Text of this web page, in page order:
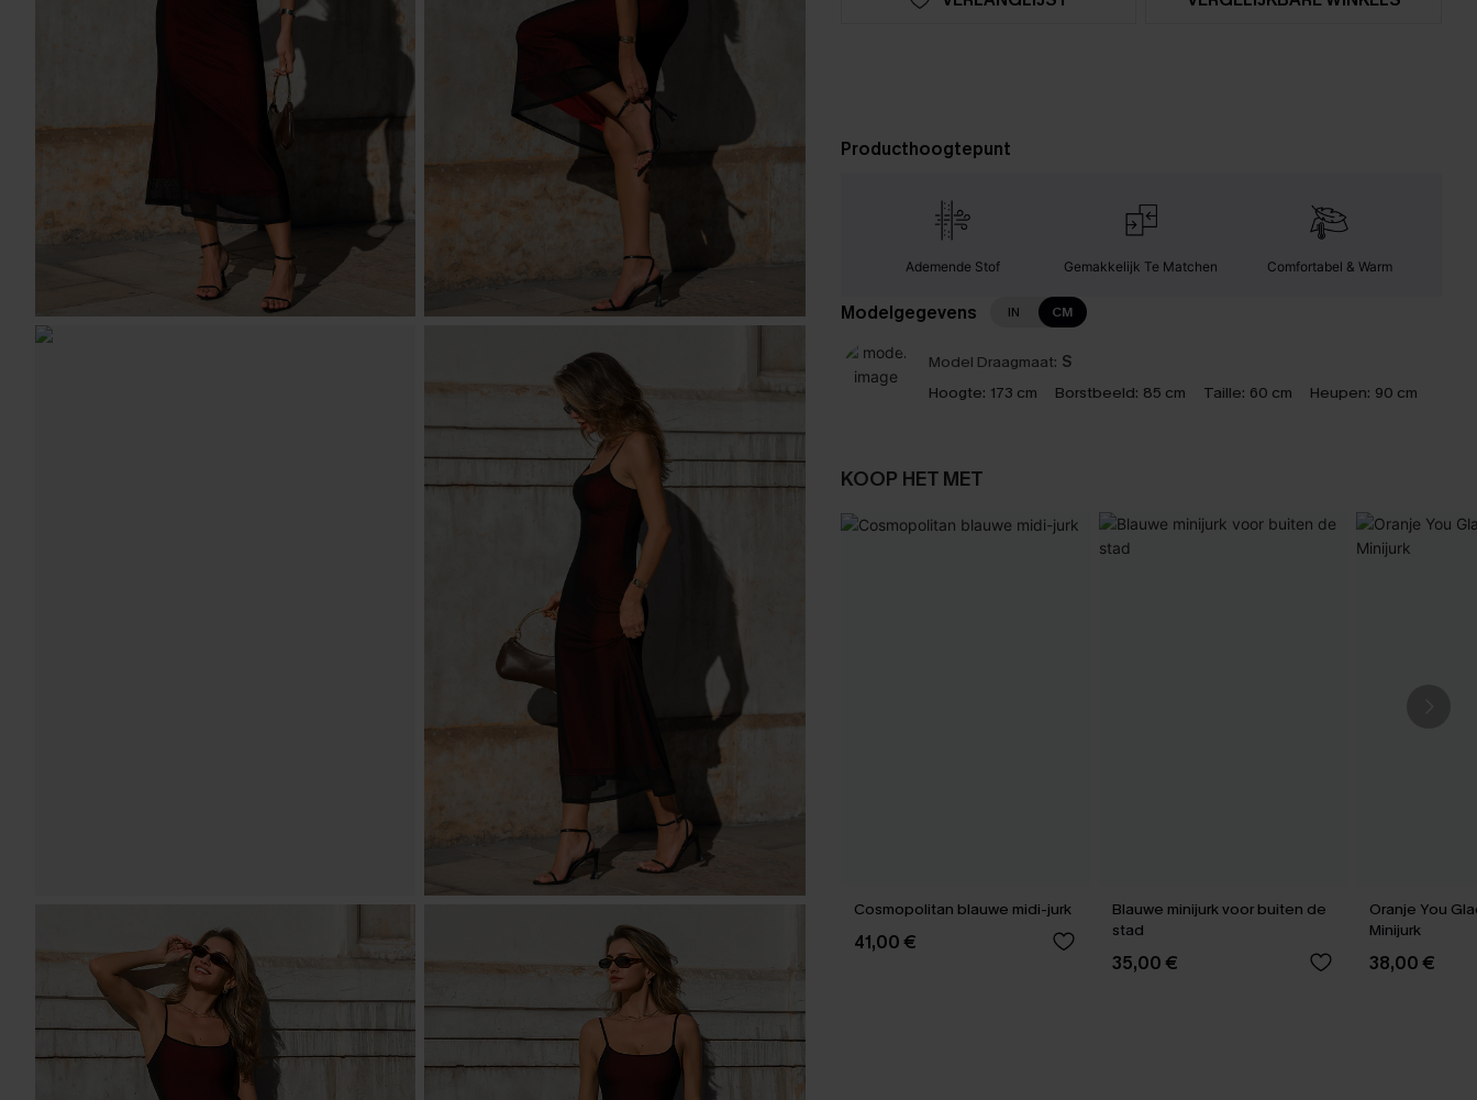
Producthoogtepunt
Ademende Stof Gemakkelijk Te Matchen Comfortabel & Warm
Modelgegevens IN CM
Model Draagmaat: S
Hoogte: 173 cm Borstbeeld: 85 cm Taille: 60 cm Heupen: 90 cm
KOOP HET MET
Cosmopolitan blauwe midi-jurk
41,00 €
Blauwe minijurk voor buiten de
stad
35,00 €
Oranje You
Minijurk
38,00 €